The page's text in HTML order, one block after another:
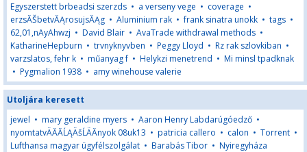
Egyszerstett brbeadsi szerzds • a verseny vege • coverage •
erzsĂŠbetvĂĄrosujsĂĄg • Aluminium rak •frank sinatra unokk • tags •
62,01,nAyAhwzj • David Blair • AvaTrade withdrawal methods •
KatharineHepburn • trvnyknyvben • Peggy Lloyd • Rz rak szlovkiban •
varzslatos, fehr k • műanyag f • Helykzi menetrend • Mi minsl tpadknak
• Pygmalion 1938 • amy winehouse valerie
Utoljára keresett
jewel • mary geraldine myers • Aaron Henry Labdarúgóedző •
nyomtatvÄĂĂĹĄÄšĹÄĂnyok 08uk13 • patricia callero • calon • Torrent •
Lufthansa magyar ügyfélszolgálat • Barabás Tibor • Nyiregyháza